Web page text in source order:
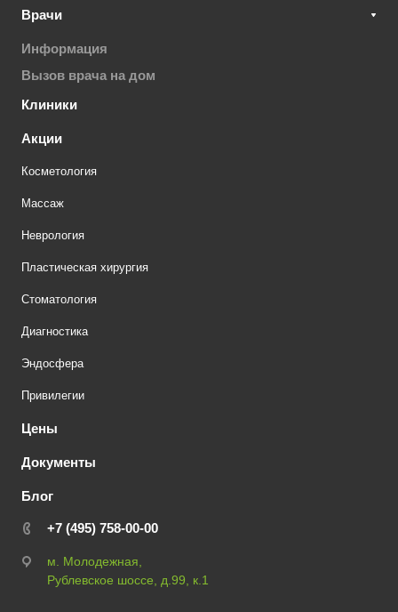
Врачи
Информация
Вызов врача на дом
Клиники
Акции
Косметология
Массаж
Неврология
Пластическая хирургия
Стоматология
Диагностика
Эндосфера
Привилегии
Цены
Документы
Блог
+7 (495) 758-00-00
м. Молодежная,
Рублевское шоссе, д.99, к.1